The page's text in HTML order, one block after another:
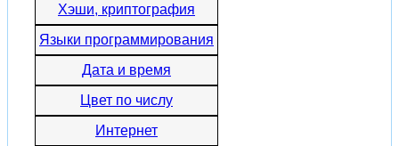
Хэши, криптография
Языки программирования
Дата и время
Цвет по числу
Интернет